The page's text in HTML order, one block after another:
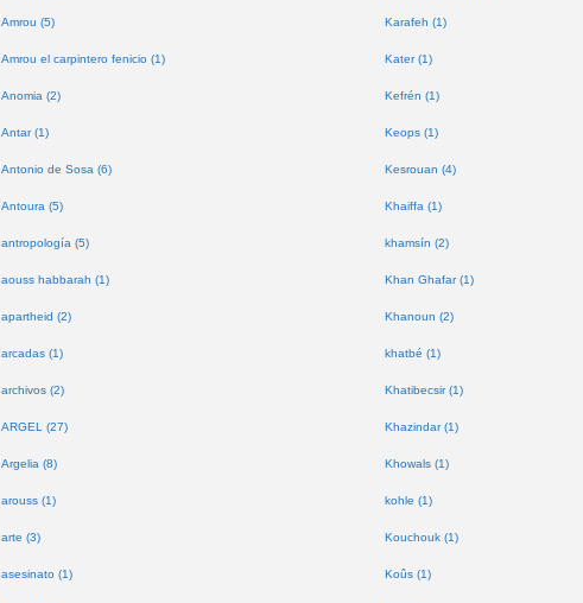
Amrou (5)
Amrou el carpintero fenicio (1)
Anomia (2)
Antar (1)
Antonio de Sosa (6)
Antoura (5)
antropología (5)
aouss habbarah (1)
apartheid (2)
arcadas (1)
archivos (2)
ARGEL (27)
Argelia (8)
arouss (1)
arte (3)
asesinato (1)
Karafeh (1)
Kater (1)
Kefrén (1)
Keops (1)
Kesrouan (4)
Khaiffa (1)
khamsín (2)
Khan Ghafar (1)
Khanoun (2)
khatbé (1)
Khatibecsir (1)
Khazindar (1)
Khowals (1)
kohle (1)
Kouchouk (1)
Koûs (1)